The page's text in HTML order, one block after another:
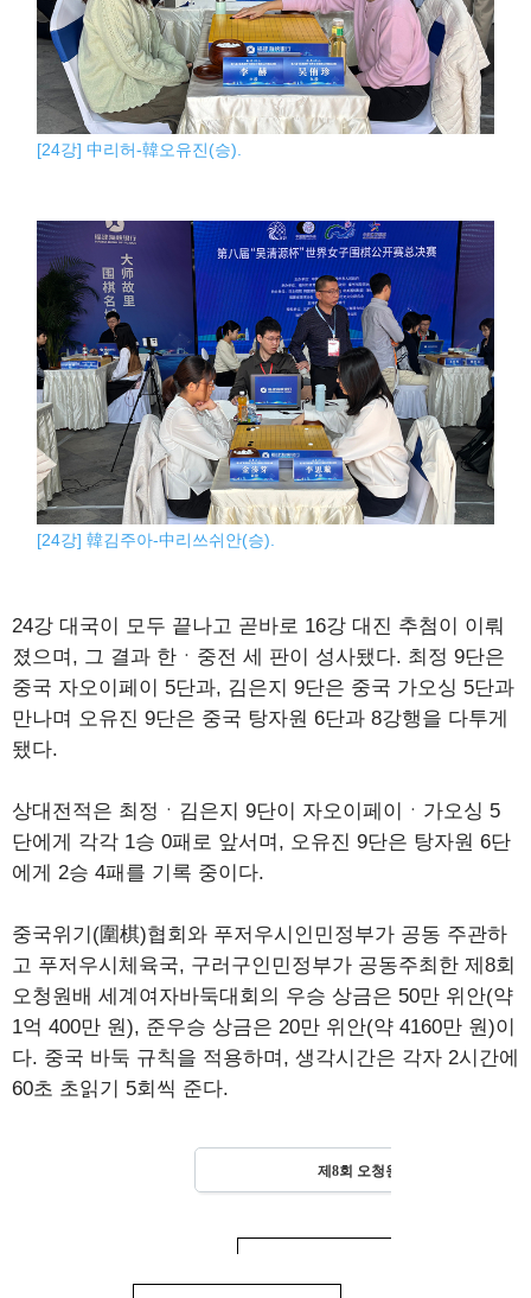
[24강] 中리허-韓오유진(승).
[24강] 韓김주아-中리쓰쉬안(승).
24강 대국이 모두 끝나고 곧바로 16강 대진 추첨이 이뤄
졌으며, 그 결과 한ㆍ중전 세 판이 성사됐다. 최정 9단은
중국 자오이페이 5단과, 김은지 9단은 중국 가오싱 5단과
만나며 오유진 9단은 중국 탕자원 6단과 8강행을 다투게
됐다.
상대전적은 최정ㆍ김은지 9단이 자오이페이ㆍ가오싱 5
단에게 각각 1승 0패로 앞서며, 오유진 9단은 탕자원 6단
에게 2승 4패를 기록 중이다.
중국위기(圍棋)협회와 푸저우시인민정부가 공동 주관하
고 푸저우시체육국, 구러구인민정부가 공동주최한 제8회
오청원배 세계여자바둑대회의 우승 상금은 50만 위안(약
1억 400만 원), 준우승 상금은 20만 위안(약 4160만 원)이
다. 중국 바둑 규칙을 적용하며, 생각시간은 각자 2시간에
60초 초읽기 5회씩 준다.